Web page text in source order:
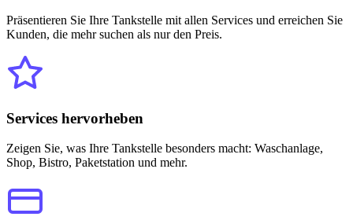
Präsentieren Sie Ihre Tankstelle mit allen Services und erreichen Sie
Kunden, die mehr suchen als nur den Preis.
Services hervorheben
Zeigen Sie, was Ihre Tankstelle besonders macht: Waschanlage,
Shop, Bistro, Paketstation und mehr.